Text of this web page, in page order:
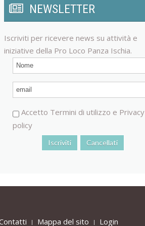
NEWSLETTER
Iscriviti per ricevere news su attività e
iniziative della Pro Loco Panza Ischia.
Accetto Termini di utilizzo e Privacy
policy
Mappa del sito Login